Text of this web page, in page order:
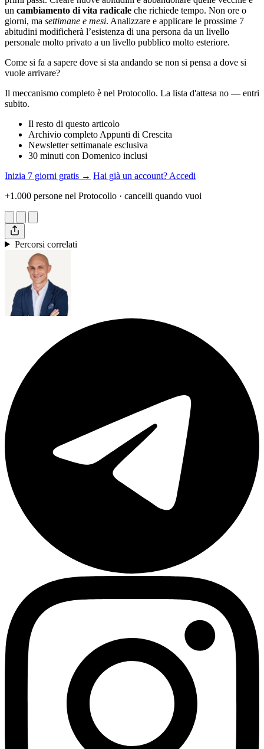
un cambiamento di vita radicale che richiede tempo. Non ore o
giorni, ma settimane e mesi. Analizzare e applicare le prossime 7
abitudini modificherà l’esistenza di una persona da un livello
personale molto privato a un livello pubblico molto esteriore.
Come si fa a sapere dove si sta andando se non si pensa a dove si
vuole arrivare?
Il meccanismo completo è nel Protocollo. La lista d'attesa no — entri
subito.
Il resto di questo articolo
Archivio completo Appunti di Crescita
Newsletter settimanale esclusiva
30 minuti con Domenico inclusi
Inizia 7 giorni gratis → Hai già un account? Accedi
+1.000 persone nel Protocollo · cancelli quando vuoi
Percorsi correlati